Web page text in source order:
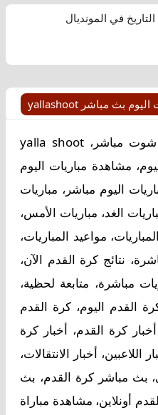
في المونديال
يلا شوت، yalla shoot، يلا شوت مباشر، yalla shoot
مشاهدة مباريات اليوم
اليوم مباشر، مباريات
الغد، مباريات الأمس،
مواعيد المباريات،
نتائج كرة القدم الآن،
مباشرة، متابعة لحظية،
القدم اليوم، كرة القدم
أخبار كرة القدم، أخبار كرة
اللاعبين، أخبار الانتقالات،
بث مباشر كرة القدم، بث
أونلاين، مشاهدة مباراة